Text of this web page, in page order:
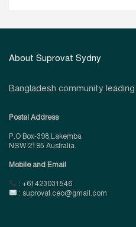
About Suprovat Sydny
Bangladesh community
Postal Address
P.O Box-398,Lakemba
NSW 2195 Australia.
Mobile and Email
: +61423031546
: suprovat.ceo@gmail.com